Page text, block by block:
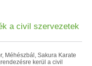
a civil szervezetek
Méhészbál, Sakura Karate
kerül a civil